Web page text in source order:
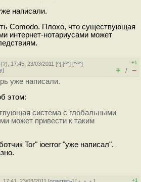
написали.
Comodo. Плохо, что существующая
интернет-нотариусами может
(?), 17:45, 23/03/2011 [^] [^^] [^^^]
]
+1
+ / –
уже написали.
этом:
система с глобальными
может привести к таким
Tor" ioerror "уже написал".
+1